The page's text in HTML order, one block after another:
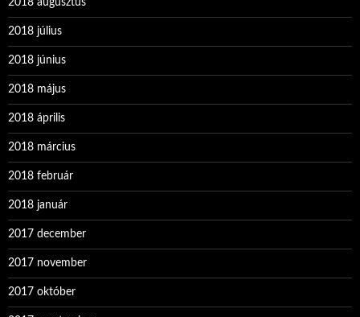
2018 augusztus
2018 július
2018 június
2018 május
2018 április
2018 március
2018 február
2018 január
2017 december
2017 november
2017 október